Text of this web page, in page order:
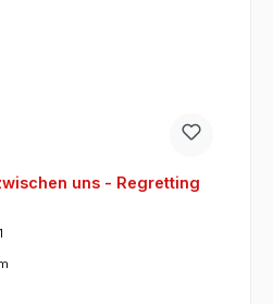
uns - Regretting